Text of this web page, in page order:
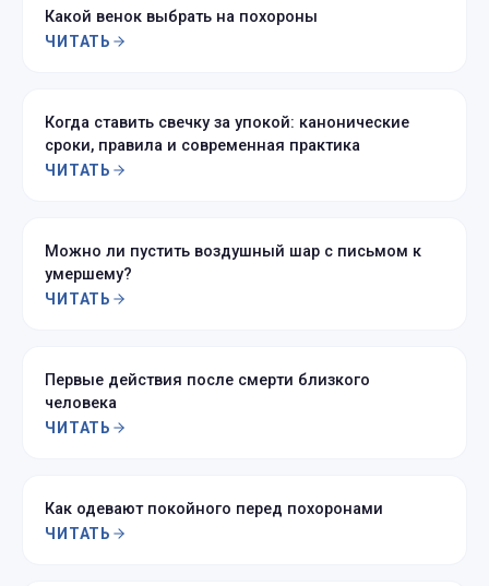
Какой венок выбрать на похороны
ЧИТАТЬ
Когда ставить свечку за упокой: канонические
сроки, правила и современная практика
ЧИТАТЬ
Можно ли пустить воздушный шар с письмом к
умершему?
ЧИТАТЬ
Первые действия после смерти близкого
человека
ЧИТАТЬ
Как одевают покойного перед похоронами
ЧИТАТЬ